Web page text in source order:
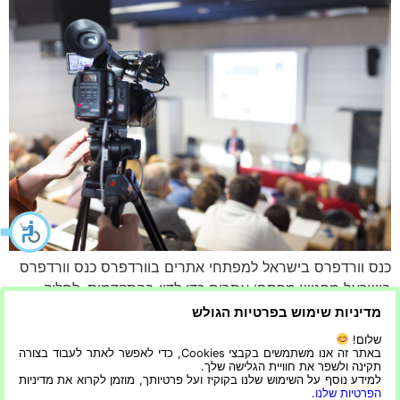
כנס וורדפרס בישראל למפתחי אתרים בוורדפרס כנס וורדפרס
בישראל מפגיש מפתחי אתרים כדי לדון בהתקדמות, לחלוק
חוויות וללמוד על התכונות האחרונות של הפלטפורמה. לעוד
מאמרים שיכולים לעניין אתכם: שפת תכנות – אילו שפות תכנות
הכי שווה ללמוד היום? עריכת וידאו איכותית – סקירת כל התוכנות
האיכותיות והמקצועיות ביותר מפגש של חובבי וורדפרס מדי שנה
מתאספים […]
מדיניות שימוש בפרטיות הגולש
שלום!
באתר זה אנו משתמשים בקבצי Cookies, כדי לאפשר לאתר לעבוד בצורה
תקינה ולשפר את חוויית הגלישה שלך.
למידע נוסף על השימוש שלנו בקוקיז ועל פרטיותך, מוזמן לקרוא את מדיניות
הפרטיות שלנו.